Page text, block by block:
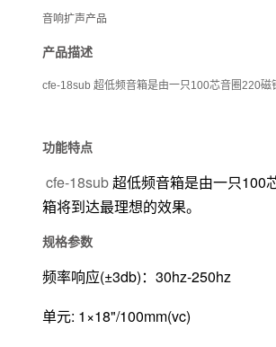
音响扩声产品
产品描述
cfe-18sub 超低频音箱是由一只100芯音圈220磁
功能特点
cfe-18sub超低频音箱是由一只100
箱将到达最理想的效果。
规格参数
频率响应(±3db)：30hz-250hz
单元: 1×18"/100mm(vc)